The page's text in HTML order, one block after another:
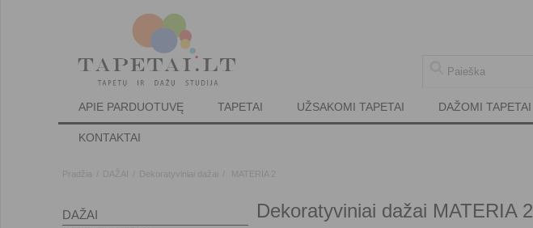
APIE PARDUOTUVĘ TAPETAI UŽSAKOMI TAPETAI DAŽOMI TAPETAI
KONTAKTAI
Pradžia DAŽAI Dekoratyviniai dažai MATERIA 2
DAŽAI Dekoratyviniai dažai MATERIA 2